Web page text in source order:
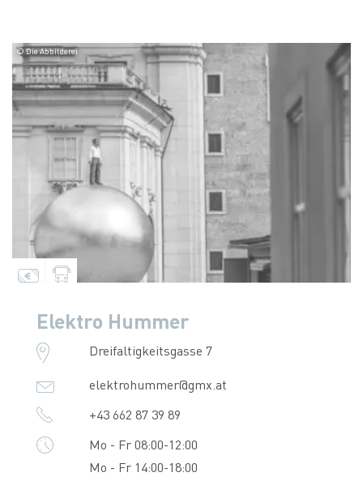
© Die Abbilderei
Elektro Hummer
Dreifaltigkeitsgasse 7
elektrohummer@gmx.at
+43 662 87 39 89
Mo - Fr 08:00-12:00
Mo - Fr 14:00-18:00